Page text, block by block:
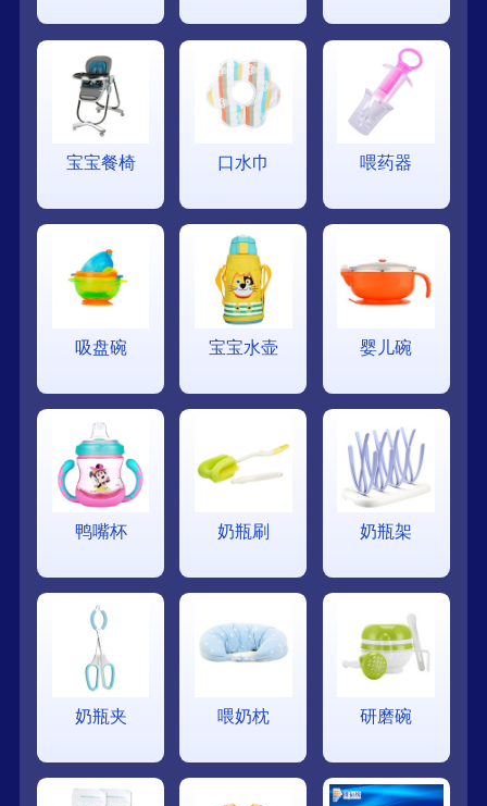
宝宝餐椅 口水巾 喂药器
吸盘碗 宝宝水壶 婴儿碗
鸭嘴杯 奶瓶刷 奶瓶架
奶瓶夹 喂奶枕 研磨碗